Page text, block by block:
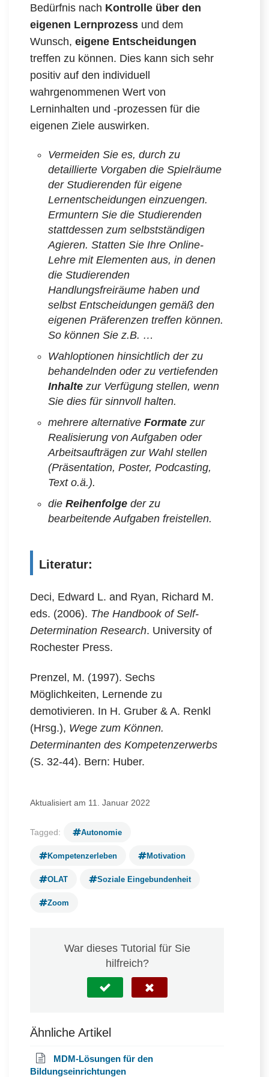
Bedürfnis nach Kontrolle über den
eigenen Lernprozess und dem
Wunsch, eigene Entscheidungen
treffen zu können. Dies kann sich sehr
positiv auf den individuell
wahrgenommenen Wert von
Lerninhalten und -prozessen für die
eigenen Ziele auswirken.
Vermeiden Sie es, durch zu
detaillierte Vorgaben die Spielräume
der Studierenden für eigene
Lernentscheidungen einzuengen.
Ermuntern Sie die Studierenden
stattdessen zum selbstständigen
Agieren. Statten Sie Ihre Online-
Lehre mit Elementen aus, in denen
die Studierenden
Handlungsfreiräume haben und
selbst Entscheidungen gemäß den
eigenen Präferenzen treffen können.
So können Sie z.B. …
Wahloptionen hinsichtlich der zu
behandelnden oder zu vertiefenden
Inhalte zur Verfügung stellen, wenn
Sie dies für sinnvoll halten.
mehrere alternative Formate zur
Realisierung von Aufgaben oder
Arbeitsaufträgen zur Wahl stellen
(Präsentation, Poster, Podcasting,
Text o.ä.).
die Reihenfolge der zu
bearbeitende Aufgaben freistellen.
Literatur:
Deci, Edward L. and Ryan, Richard M.
eds. (2006). The Handbook of Self-
Determination Research. University of
Rochester Press.
Prenzel, M. (1997). Sechs
Möglichkeiten, Lernende zu
demotivieren. In H. Gruber & A. Renkl
(Hrsg.), Wege zum Können.
Determinanten des Kompetenzerwerbs
(S. 32-44). Bern: Huber.
Aktualisiert am 11. Januar 2022
Tagged: Autonomie
Kompetenzerleben Motivation
OLAT Soziale Eingebundenheit
Zoom
War dieses Tutorial für Sie
hilfreich?
Ähnliche Artikel
MDM-Lösungen für den
Bildungseinrichtungen